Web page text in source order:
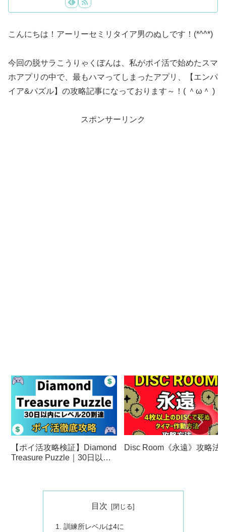
こんにちは！アーリーセミリタイア男のぬしです！(*^^*)
今回の脱サラこうりゃくぼんは、私がポイ活で始めたスマ
ホアプリの中で、最もハマってしまったアプリ、【エンパ
イア&パズル】の攻略記事になっております～！( ＾ω＾ )
スポンサーリンク
【ポイ活攻略検証】Diamond
Treasure Puzzle｜30日以内
Disc Room《永遠》攻略法
目次
訓練所レベルは4に